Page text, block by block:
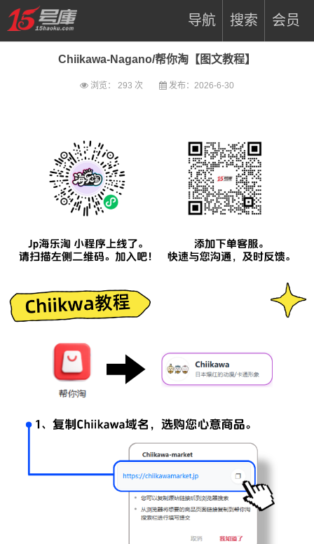
导航 搜索 会员
Chiikawa-Nagano/帮你淘【图文教程】
浏览： 293 次 发布：2026-6-30